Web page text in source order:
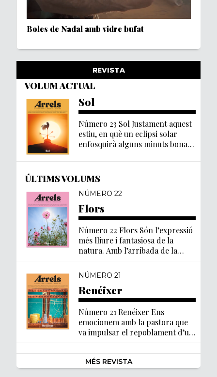
Boles de Nadal amb vidre bufat
REVISTA
VOLUM ACTUAL
Sol
Número 23 Sol Justament aquest
estiu, en què un eclipsi solar
enfosquirà alguns minuts bona
ÚLTIMS VOLUMS
NÚMERO 22
Flors
Número 22 Flors Són l’expressió
més lliure i fantasiosa de la
natura. Amb l’arribada de la
primavera, Arrels posa la mirada
[…]
NÚMERO 21
Renéixer
Número 21 Renéixer Ens
emocionem amb la pastora que
va impulsar el repoblament d’un
llogaret abandonat al Bages,
amb […]
MÉS REVISTA